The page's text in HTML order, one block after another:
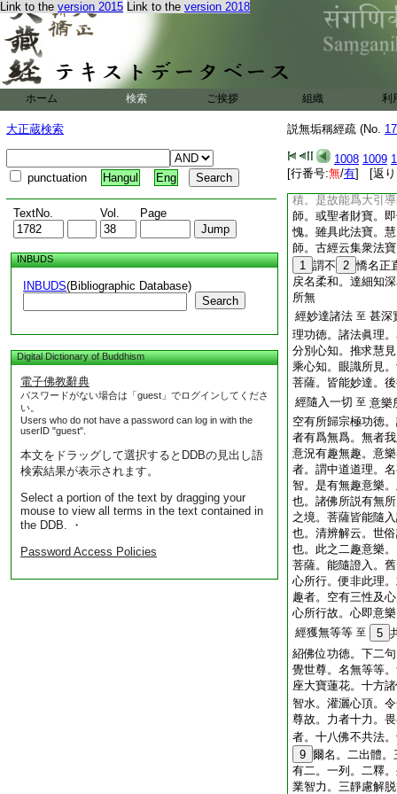
Link to the version 2015 Link to the version 2018
ホーム 検索 ご挨拶 組織 利
大正蔵検索
punctuation Hangul Eng
TextNo. Vol. Page
INBUDS
INBUDS(Bibliographic Database)
Search
Digital Dictionary of Buddhism
電子佛教辭典
パスワードがない場合は「guest」でログインしてくださ
い。
Users who do not have a password can log in with the
userID "guest".
本文をドラッグして選択するとDDBの見出し語
検索結果が表示されます。
Select a portion of the text by dragging your
mouse to view all terms in the text contained in
the DDB. ・
Password Access Policies
説無垢稱經疏 (No.
1008 1009
[行番号:無/有] [返り
不可量。非七地已
境界也。此以下句
不可稱量。八地以
稱。義仍難解
獲聖寶功徳。下二
果。法可貴重。名
首。此能引導一切
能堪能思能持。三
積。是故能爲大引
師。或聖者財寶。
愧。雖具此法寶。
師。古經云集衆法
1 謂不 2 憍名正
戻名柔和。達細知
所無
經妙達諸法 至 甚深
理功徳。諸法眞理
分別心知。推求慧
乘心知。眼識所見
菩薩。皆能妙達。
經隨入一切 至 意樂
空有所歸宗極功徳
者有爲無爲。無者
意況有趣無趣。意
者。謂中道道理。
智。是有無趣意樂
也。諸佛所説有無
之境。菩薩皆能隨
也。清辨解云。世
也。此之二趣意樂
菩薩。能隨證入。
心所行。便非此理
趣者。空有三性及
心所行故。心即意
經獲無等等 至 5
紹佛位功徳。下二
覺世尊。名無等等
座大寶蓮花。十方
智水。灌灑心頂。
尊故。力者十力。
者。十八佛不共法
9 爾名。二出體
有二。一列。二釋
業智力。三靜慮解